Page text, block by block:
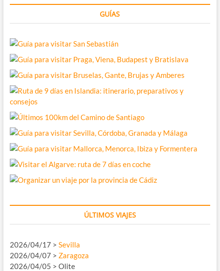
GUÍAS
ÚLTIMOS VIAJES
2026/04/17 > Sevilla
2026/04/07 > Zaragoza
2026/04/05 > Olite